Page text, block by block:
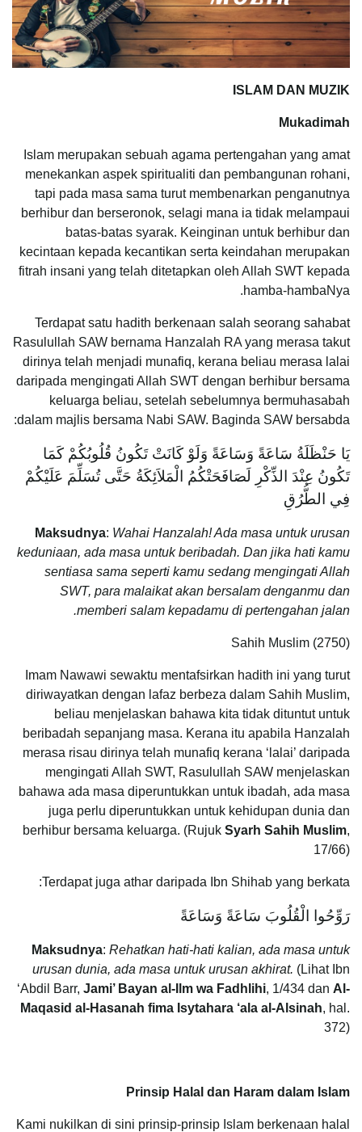
ISLAM DAN MUZIK
Mukadimah
Islam merupakan sebuah agama pertengahan yang amat
menekankan aspek spiritualiti dan pembangunan rohani,
tapi pada masa sama turut membenarkan penganutnya
berhibur dan berseronok, selagi mana ia tidak melampaui
batas-batas syarak. Keinginan untuk berhibur dan
kecintaan kepada kecantikan serta keindahan merupakan
fitrah insani yang telah ditetapkan oleh Allah SWT kepada
hamba-hambaNya.
Terdapat satu hadith berkenaan salah seorang sahabat
Rasulullah SAW bernama Hanzalah RA yang merasa takut
dirinya telah menjadi munafiq, kerana beliau merasa lalai
daripada mengingati Allah SWT dengan berhibur bersama
keluarga beliau, setelah sebelumnya bermuhasabah
dalam majlis bersama Nabi SAW. Baginda SAW bersabda:
يَا حَنْظَلَةُ سَاعَةً وَسَاعَةً وَلَوْ كَانَتْ تَكُونُ قُلُوبُكُمْ كَمَا
تَكُونُ عِنْدَ الذِّكْرِ لَصَافَحَتْكُمُ الْمَلاَئِكَةُ حَتَّى تُسَلِّمَ عَلَيْكُمْ
فِي الطُّرُقِ
Maksudnya: Wahai Hanzalah! Ada masa untuk urusan
keduniaan, ada masa untuk beribadah. Dan jika hati kamu
sentiasa sama seperti kamu sedang mengingati Allah
SWT, para malaikat akan bersalam denganmu dan
memberi salam kepadamu di pertengahan jalan.
Sahih Muslim (2750)
Imam Nawawi sewaktu mentafsirkan hadith ini yang turut
diriwayatkan dengan lafaz berbeza dalam Sahih Muslim,
beliau menjelaskan bahawa kita tidak dituntut untuk
beribadah sepanjang masa. Kerana itu apabila Hanzalah
merasa risau dirinya telah munafiq kerana ‘lalai’ daripada
mengingati Allah SWT, Rasulullah SAW menjelaskan
bahawa ada masa diperuntukkan untuk ibadah, ada masa
juga perlu diperuntukkan untuk kehidupan dunia dan
berhibur bersama keluarga. (Rujuk Syarh Sahih Muslim,
17/66)
Terdapat juga athar daripada Ibn Shihab yang berkata:
رَوِّحُوا الْقُلُوبَ سَاعَةً وَسَاعَةً
Maksudnya: Rehatkan hati-hati kalian, ada masa untuk
urusan dunia, ada masa untuk urusan akhirat. (Lihat Ibn
‘Abdil Barr, Jami’ Bayan al-Ilm wa Fadhlihi, 1/434 dan Al-
Maqasid al-Hasanah fima Isytahara ‘ala al-Alsinah, hal.
372)
Prinsip Halal dan Haram dalam Islam
Kami nukilkan di sini prinsip-prinsip Islam berkenaan halal